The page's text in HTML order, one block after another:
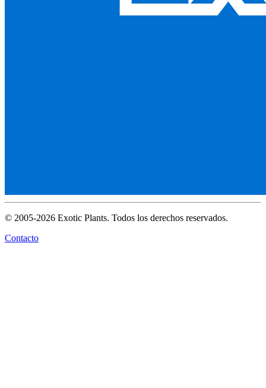
© 2005-2026 Exotic Plants. Todos los derechos reservados.
Contacto